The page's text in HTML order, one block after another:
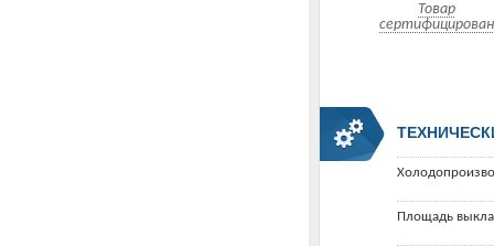
Товар
сертифицирован
Площадь